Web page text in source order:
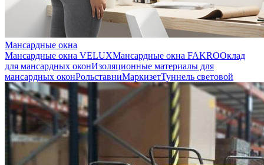
Мансардные окна
Мансардные окна VELUXМансардные окна FAKROОклад
для мансардных оконИзоляционные материалы для
мансардных оконРольставниМаркизетТуннель световой